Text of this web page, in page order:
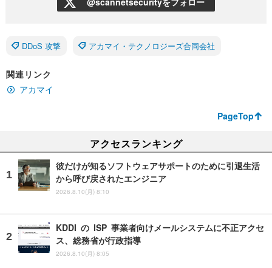
DDoS 攻撃 アカマイ・テクノロジーズ合同会社
関連リンク
アカマイ
PageTop
アクセスランキング
彼だけが知るソフトウェアサポートのために引退生活
から呼び戻されたエンジニア
2026.8.10(月) 8:10
KDDI の ISP 事業者向けメールシステムに不正アクセ
ス、総務省が行政指導
2026.8.10(月) 8:05